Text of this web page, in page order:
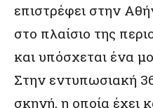
επιστρέφει στην
στο πλαίσιο της
και υπόσχεται ένα
Στην εντυπωσιακή
σκηνή, η οποία έχει